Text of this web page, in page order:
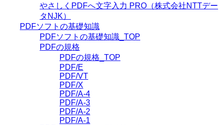
やさしくPDFへ文字入力 PRO（株式会社NTTデー
タNJK）
PDFソフトの基礎知識
PDFソフトの基礎知識_TOP
PDFの規格
PDFの規格_TOP
PDF/E
PDF/VT
PDF/X
PDF/A-4
PDF/A-3
PDF/A-2
PDF/A-1